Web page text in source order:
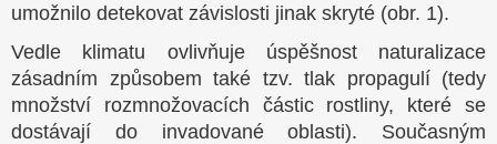
umožnilo detekovat závislosti jinak skryté (obr. 1).
Vedle klimatu ovlivňuje úspěšnost naturalizace
zásadním způsobem také tzv. tlak propagulí (tedy
množství rozmnožovacích částic rostliny, které se
dostávají do invadované oblasti). Současným